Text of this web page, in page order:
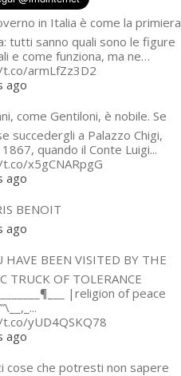
in Italia è come la primiera
tutti sanno quali sono le figure
e come funziona, ma ne…
armLfZz3D2
ago
come Gentiloni, è nobile. Se
succedergli a Palazzo Chigi,
quando il Conte Luigi...
x5gCNARpgG
ago
BENOIT
ago
HAVE BEEN VISITED BY THE
TRUCK OF TOLERANCE
|religion of peace
yUD4QSKQ78
ago
cose che potresti non sapere